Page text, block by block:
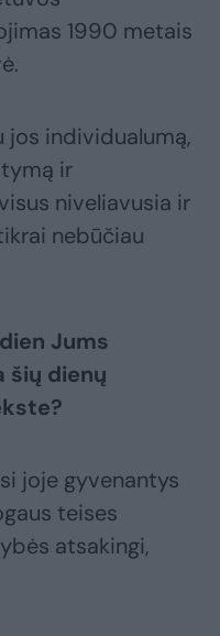
1990 metais
jos individualumą,
ir
niveliavusia ir
nebūčiau
Jums
šių dienų
joje gyvenantys
teises
atsakingi,